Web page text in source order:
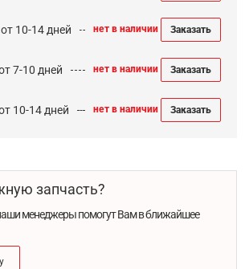
10-14 дней нет в наличии Заказать
7-10 дней нет в наличии Заказать
10-14 дней нет в наличии Заказать
запчасть?
менеджеры помогут Вам в ближайшее